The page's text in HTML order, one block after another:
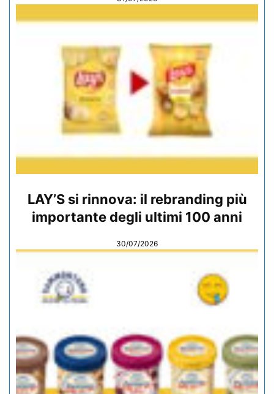
LAY’S si rinnova: il rebranding più
importante degli ultimi 100 anni
30/07/2026